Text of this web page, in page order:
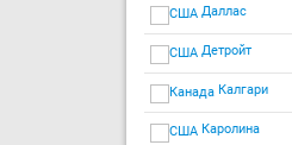
Даллас
Детройт
Калгари
Каролина